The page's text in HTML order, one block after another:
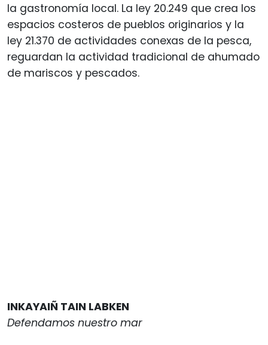
la gastronomía local. La ley 20.249 que crea los
espacios costeros de pueblos originarios y la
ley 21.370 de actividades conexas de la pesca,
reguardan la actividad tradicional de ahumado
de mariscos y pescados.
INKAYAIÑ TAIN LABKEN
Defendamos nuestro mar